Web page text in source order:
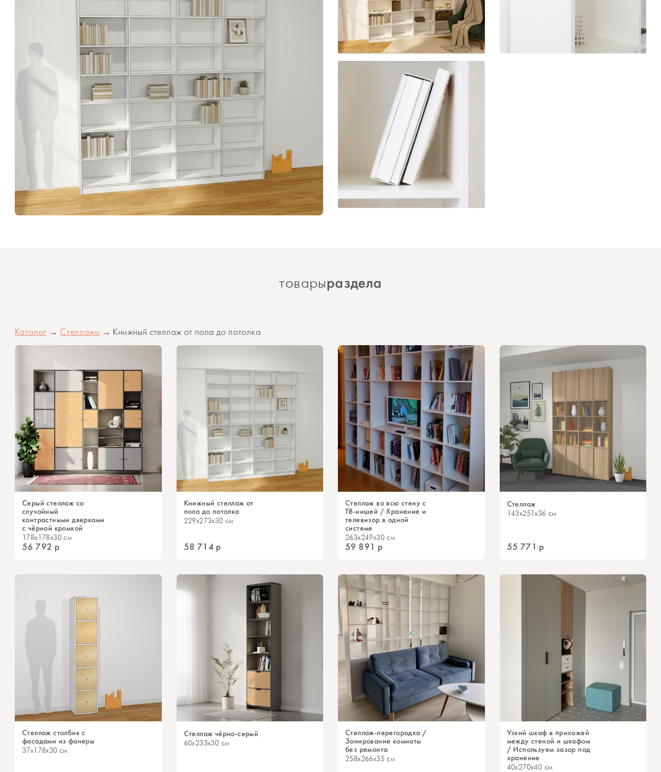
товарыраздела
Каталог → Стеллажи → Книжный стеллаж от пола до потолка
Серый стеллаж со
случайный
контрастными дверками
с чёрной кромкой
178x178x30 см
56 792 р
Книжный стеллаж от
пола до потолка
229x273x30 см
58 714 р
Стеллаж во всю стену с
ТВ-нишей / Хранение и
телевизор в одной
системе
263x249x30 см
59 891 р
Стеллаж
143x251x36 см
55 771 р
Стеллаж столбик с
фасадами из фанеры
37x178x30 см
Стеллаж чёрно-серый
60x233x30 см
Стеллаж-перегородка /
Зонирование комнаты
без ремонта
258x266x35 см
Узкий шкаф в прихожей
между стеной и шкафом
/ Используем зазор под
хранение
40x270x40 см